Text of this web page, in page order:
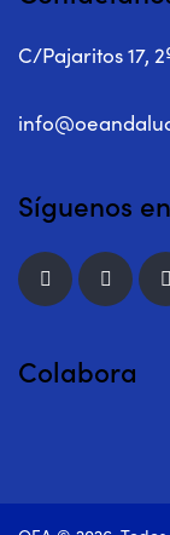
C/Pajaritos 17,
Síguenos en
Colabora